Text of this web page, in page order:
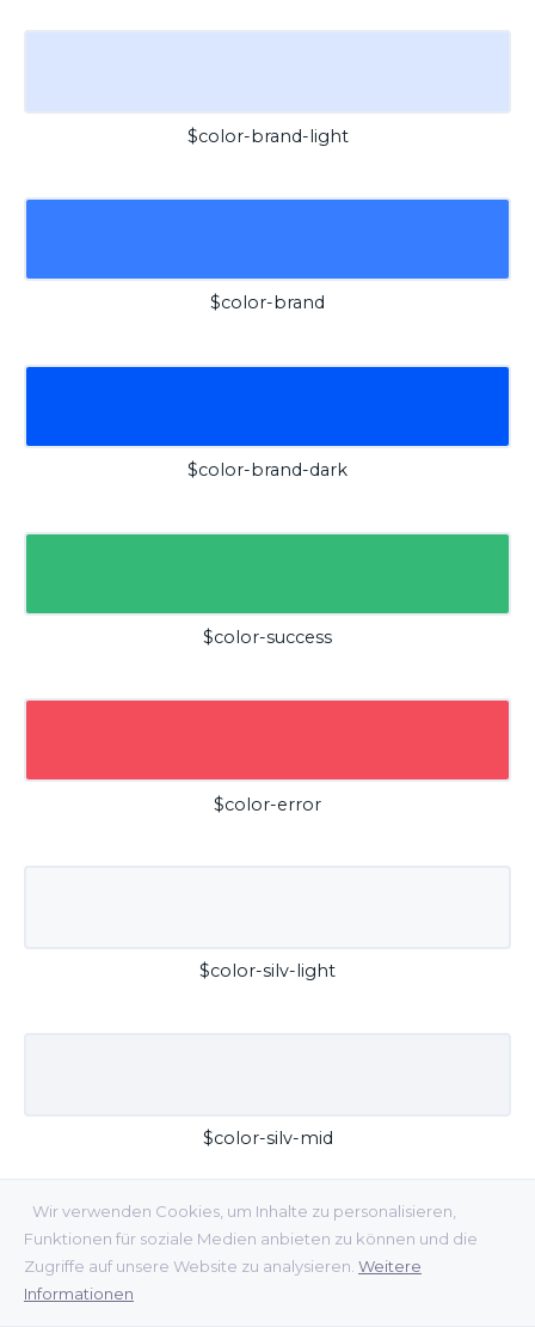
Wir verwenden Cookies, um Inhalte zu personalisieren,
Funktionen für soziale Medien anbieten zu können und die
Zugriffe auf unsere Website zu analysieren. Weitere
Informationen
$color-brand-light
$color-brand
$color-brand-dark
$color-success
$color-error
$color-silv-light
$color-silv-mid